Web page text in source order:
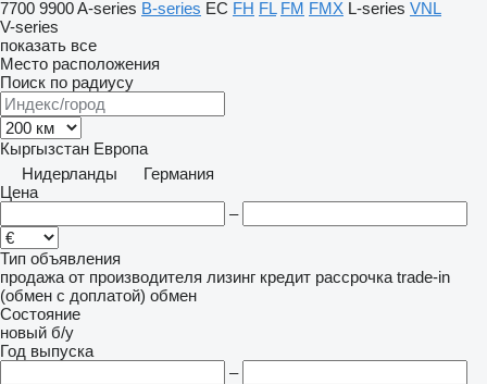
7700 9900A-series B-series EC FH FL FM FMX L-series VNL
V-series
показать все
Место расположения
Поиск по радиусу
Кыргызстан Европа
Нидерланды
Германия
Цена
–
Тип объявления
продажа от производителя лизинг кредит рассрочка trade-in
(обмен с доплатой) обмен
Состояние
новый б/у
Год выпуска
–